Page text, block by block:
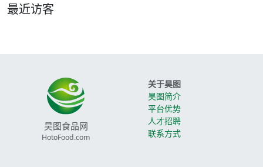
最近访客
昊图食品网
HotoFood.com
关于昊图
昊图简介
平台优势
人才招聘
联系方式